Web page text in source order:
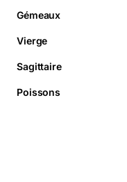
Gémeaux
Vierge
Sagittaire
Poissons